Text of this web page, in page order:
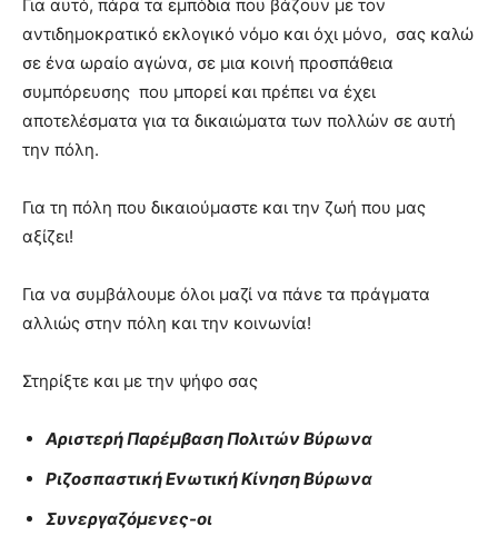
Για αυτό, πάρα τα εμπόδια που βάζουν με τον
αντιδημοκρατικό εκλογικό νόμο και όχι μόνο, σας καλώ
σε ένα ωραίο αγώνα, σε μια κοινή προσπάθεια
συμπόρευσης που μπορεί και πρέπει να έχει
αποτελέσματα για τα δικαιώματα των πολλών σε αυτή
την πόλη.
Για τη πόλη που δικαιούμαστε και την ζωή που μας
αξίζει!
Για να συμβάλουμε όλοι μαζί να πάνε τα πράγματα
αλλιώς στην πόλη και την κοινωνία!
Στηρίξτε και με την ψήφο σας
Αριστερή Παρέμβαση Πολιτών Βύρωνα
Ριζοσπαστική Ενωτική Κίνηση Βύρωνα
Συνεργαζόμενες-οι